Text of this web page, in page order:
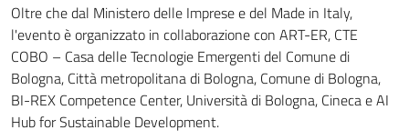
Oltre che dal Ministero delle Imprese e del Made in Italy,
l'evento è organizzato in collaborazione con ART-ER, CTE
COBO – Casa delle Tecnologie Emergenti del Comune di
Bologna, Città metropolitana di Bologna, Comune di Bologna,
BI-REX Competence Center, Università di Bologna, Cineca e AI
Hub for Sustainable Development.